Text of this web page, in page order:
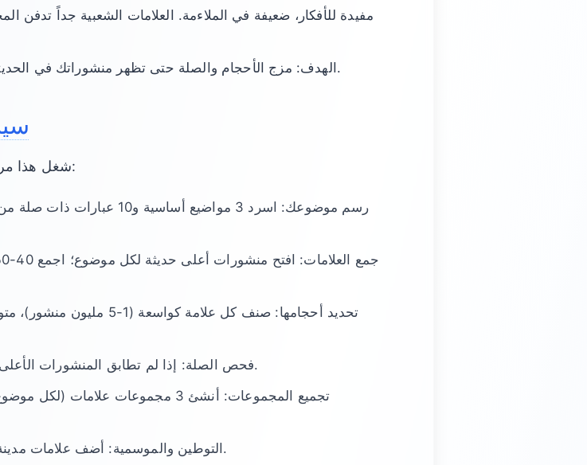
مفيدة للأفكار، ضعيفة في الملاءمة. العلامات الشعبية جداً تدفن
الهدف: مزج الأحجام والصلة حتى تظهر منشوراتك في الحديثة وأحياناً في الأعلى للعلامات متوسطة الحجم.
شغل هذا مرة في الأسبوع وأعد الاستخدام لـ 3-4 منشورات:
رسم موضوعك: اسرد 3 مواضيع أساسية و10 عبارات ذات صلة من سير منافسين/تعليقات عبر
فحص الصلة: إذا لم تطابق المنشورات الأعلى أسلوبك البصري أو جمهورك، احذف العلامة.
التوطين والموسمية: أضف علامات مدينة/منطقة وعلامات مرتبطة بالوقت عند الصلة.